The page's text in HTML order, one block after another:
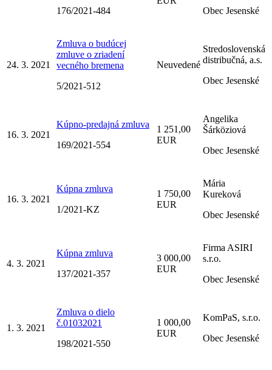
176/2021-484
Obec Jesenské
24. 3. 2021
Zmluva o budúcej
zmluve o zriadení
vecného bremena
5/2021-512
Neuvedené
Stredoslovenská
distribučná, a.s.
Obec Jesenské
16. 3. 2021
Kúpno-predajná zmluva
169/2021-554
1 251,00
EUR
Angelika
Šárköziová
Obec Jesenské
16. 3. 2021
Kúpna zmluva
1/2021-KZ
1 750,00
EUR
Mária
Kureková
Obec Jesenské
4. 3. 2021
Kúpna zmluva
137/2021-357
3 000,00
EUR
Firma ASIRI
s.r.o.
Obec Jesenské
1. 3. 2021
Zmluva o dielo
č.01032021
198/2021-550
1 000,00
EUR
KomPaS, s.r.o.
Obec Jesenské